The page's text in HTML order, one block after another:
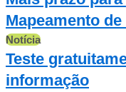
Mapeamento
Notícia
Teste
informação